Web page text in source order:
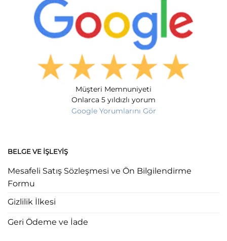
Müşteri Memnuniyeti
Onlarca 5 yıldızlı yorum
Google Yorumlarını Gör
BELGE VE İŞLEYIŞ
Mesafeli Satış Sözleşmesi ve Ön Bilgilendirme
Formu
Gizlilik İlkesi
Geri Ödeme ve İade